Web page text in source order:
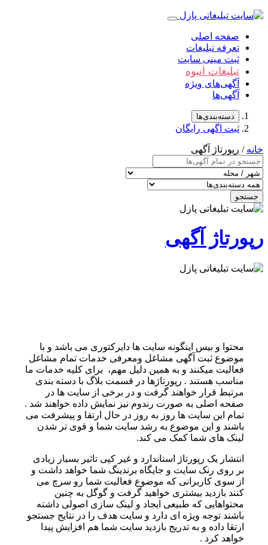
صفحه اصلی
تعرفه تبلیغات
ثبت مینی سایت
تبلیغات انبوه
آگهی‌های ویژه
آگهی‌ها
دسته‌بندی‌ها
ثبت اگهی رایگان
خانه / رپورتاژ آگهی
جستجو
رپورتاژ آگهی
محتوا و بیس اینگونه سایت ها دایرکتوری می باشد و با
موضوع ثبت آگهی مشاغل ومعرفی خدمات تمام مشاغل
فعالیت میکنند و به همین دلیل مهم، برای کلیه خدمات ما
مناسب هستند . رپورتاژها در قسمت بلاگ با دسته بندی
مرتبط قرار خواهند گرفت و در برخی از سایت ها در
صفحه اصلی به صورت رندوم نیز نمایش داده خواهند شد .
تمام این سایت ها روز به روز در حال ارتقا و پیشرفت می
باشند و این موضوع به رشد سایت شما و قوی تر شدن
لینک های شما کمک می کند.
انتشار یک رپورتاژ استاندارد و غیر کپی تاثیر بسیار زیادی
بر روی رنک سایت و جایگاه برندینگ شما خواهد داشت و
از سوی کاربرانی که موضوع فعالیت شما رو سرچ می
کنند بازدید بیشتری خواهید گرفت و گوگل به چنین
محتواهایی که طبیعی ایجاد و لینک سازی اصولی داشته
باشند توجه ویژه ای دارد و سایت هدف را در نتایج جستجو
ارتقا داده و به تدریج بازدید سایت شما هم افزایش پیدا
خواهد کرد .